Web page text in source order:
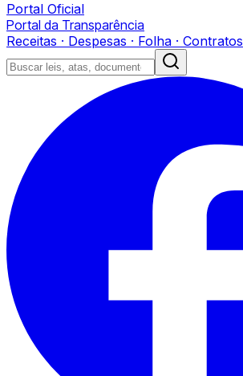
Portal Oficial
Portal da Transparência
Receitas · Despesas · Folha · Contratos